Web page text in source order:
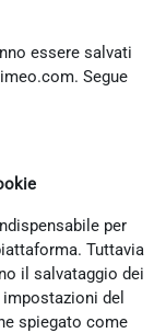
essere salvati
Segue
per
Tuttavia
il salvataggio dei
del
spiegato come